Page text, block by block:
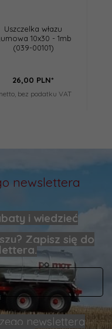
Uszczelka włazu
10x30 - 1mb
(039-00101)
26,00 PLN*
bez podatku VAT
newslettera
i wiedzieć
Zapisz się do
newslettera